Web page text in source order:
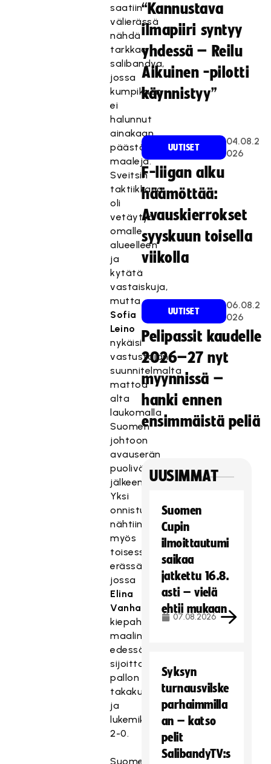
saatiin
välierässä
nähdä
tarkkaa
salibandya,
jossa
kumpikaan
ei
halunnut
ainakaan
päästää
maaleja.
Sveitsin
taktiikkana
oli
vetäytyä
omalle
alueelleen
ja
kytätä
vastaiskuja,
mutta
Sofia
Leino
nykäisi
vastustajan
suunnitelmalta
mattoa
alta
laukomalla
Suomen
johtoon
avauserän
puolivälin
jälkeen.
Yksi
onnistuminen
nähtiin
myös
toisessa
erässä,
jossa
Elina
Vanhanen
kiepahti
maalin
edessä
sijoittamaan
pallon
takakulmaan
ja
lukemiksi
2-0.
Suomen
“Kannustava
ilmapiiri syntyy
yhdessä – Reilu
Aikuinen -pilotti
käynnistyy”
UUTISET
04.08.2
026
F-liigan alku
häämöttää:
Avauskierrokset
syyskuun toisella
viikolla
UUTISET
06.08.2
026
Pelipassit kaudelle
2026–27 nyt
myynnissä –
hanki ennen
ensimmäistä peliä
UUSIMMAT
Suomen
Cupin
ilmoittautumi
saikaa
jatkettu 16.8.
asti – vielä
ehtii mukaan
07.08.2026
Syksyn
turnausvilske
parhaimmilla
an – katso
pelit
SalibandyTV:s